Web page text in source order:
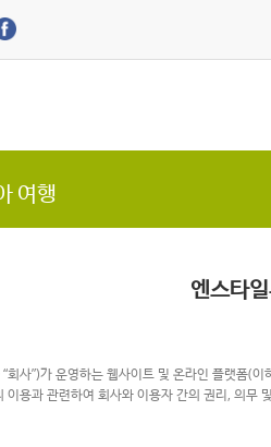
여행
엔스타
회사”)가 운영하는 웹사이트 및 온라인 플랫폼(
이용과 관련하여 회사와 이용자 간의 권리, 의무